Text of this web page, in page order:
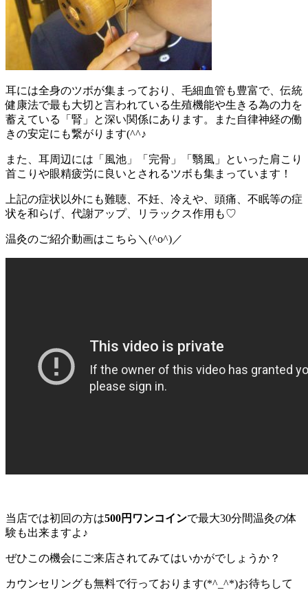
耳には全身のツボが集まっており、毛細血管も豊富で、伝統
健康法で最も大切と言われている生殖機能や生きる為の力を
蓄えている「腎」と深い関係にあります。また自律神経の働
きの安定にも繋がります(^^♪
また、耳周辺には「風池」「完骨」「翳風」といった肩こり
首こりや眼精疲労に良いとされるツボも集まっています！
上記の症状以外にも難聴、不妊、冷えや、頭痛、不眠等の症
状を和らげ、代謝アップ、リラックス作用も♡
温灸のご紹介動画はこちら＼(^o^)／
当店では初回の方は500円ワンコインで最大30分間温灸の体
験も出来ますよ♪
ぜひこの機会にご来店されてみてはいかがでしょうか？
カウンセリングも無料で行っております(*^_^*)お待ちして